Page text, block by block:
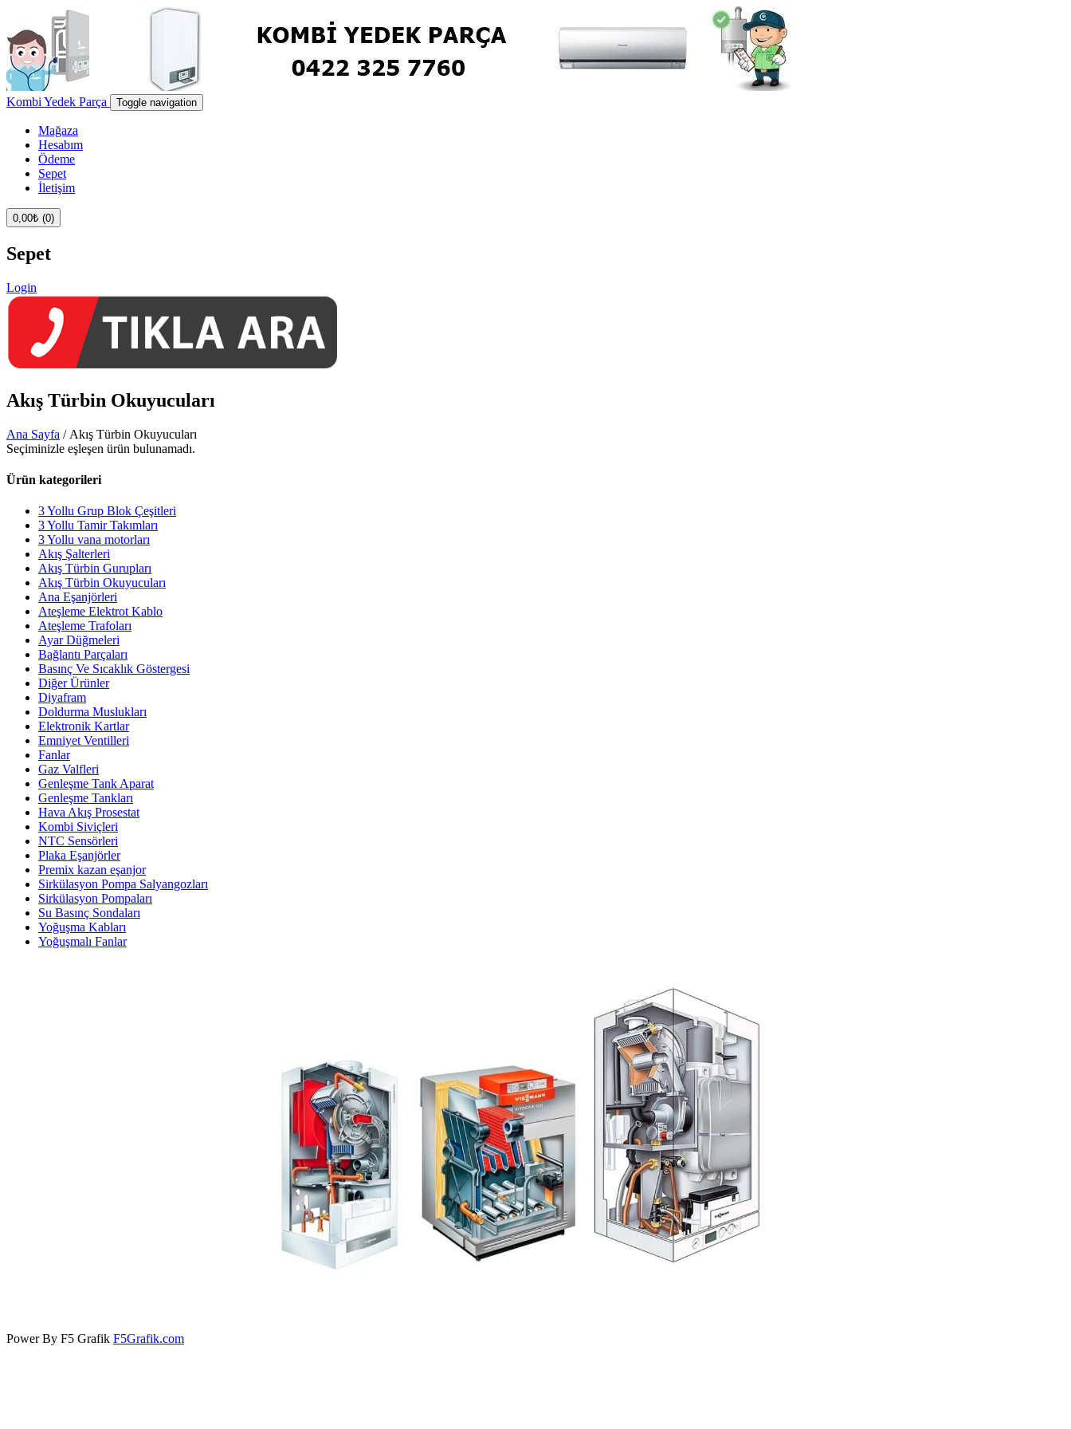
Kombi Yedek Parça Toggle navigation
Mağaza
Hesabım
Ödeme
Sepet
İletişim
0,00₺ (0)
Sepet
Login
Akış Türbin Okuyucuları
Ana Sayfa / Akış Türbin Okuyucuları
Seçiminizle eşleşen ürün bulunamadı.
Ürün kategorileri
3 Yollu Grup Blok Çeşitleri
3 Yollu Tamir Takımları
3 Yollu vana motorları
Akış Şalterleri
Akış Türbin Gurupları
Akış Türbin Okuyucuları
Ana Eşanjörleri
Ateşleme Elektrot Kablo
Ateşleme Trafoları
Ayar Düğmeleri
Bağlantı Parçaları
Basınç Ve Sıcaklık Göstergesi
Diğer Ürünler
Diyafram
Doldurma Muslukları
Elektronik Kartlar
Emniyet Ventilleri
Fanlar
Gaz Valfleri
Genleşme Tank Aparat
Genleşme Tankları
Hava Akış Prosestat
Kombi Siviçleri
NTC Sensörleri
Plaka Eşanjörler
Premix kazan eşanjor
Sirkülasyon Pompa Salyangozları
Sirkülasyon Pompaları
Su Basınç Sondaları
Yoğuşma Kabları
Yoğuşmalı Fanlar
Power By F5 Grafik F5Grafik.com